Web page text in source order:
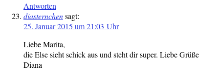
Antworten
diasternchensagt:
25. Januar 2015 um 21:03 Uhr
Liebe Marita,
die Else sieht schick aus und steht dir super. Liebe Grüße
Diana